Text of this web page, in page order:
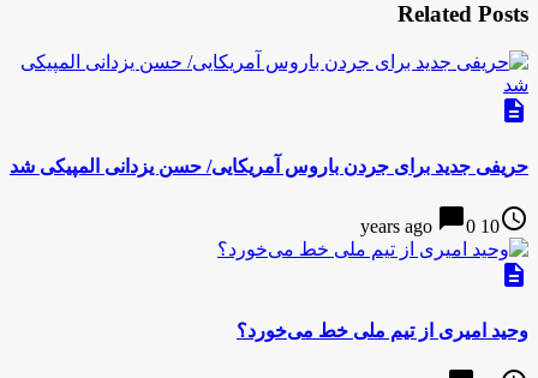
Related Posts
description
حریفی جدید برای جردن باروس آمریکایی/ حسن یزدانی المپیکی شد
access_time
10 years ago
chat_bubble0
description
وحید امیری از تیم ملی خط می‌خورد؟